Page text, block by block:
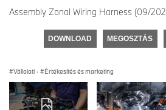
Assembly Zonal Wiring Harness (09/
DOWNLOAD MEGOSZTÁS
Vállalati · Értékesítés és marketing